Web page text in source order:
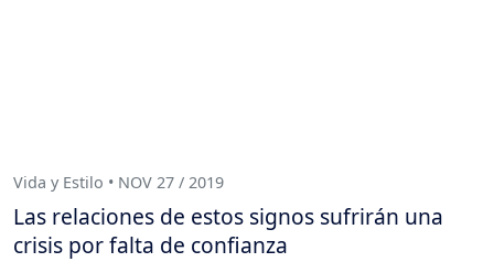
Vida y Estilo • NOV 27 / 2019
Las relaciones de estos signos sufrirán una
crisis por falta de confianza